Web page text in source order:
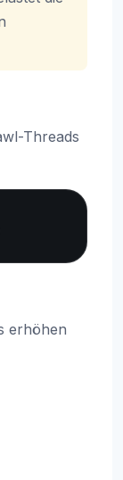
Threads
erhöhen